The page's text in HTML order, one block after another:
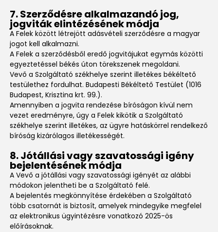
7. Szerződésre alkalmazandó jog,
jogviták elintézésének módja
A Felek között létrejött adásvételi szerződésre a magyar
jogot kell alkalmazni.
A Felek a szerződésből eredő jogvitájukat egymás közötti
egyeztetéssel békés úton törekszenek megoldani.
Vevő a Szolgáltató székhelye szerint illetékes békéltető
testülethez fordulhat. Budapesti Békéltető Testület (1016
Budapest, Krisztina krt. 99.).
Amennyiben a jogvita rendezése bíróságon kívül nem
vezet eredményre, úgy a Felek kikötik a Szolgáltató
székhelye szerint illetékes, az ügyre hatáskörrel rendelkező
bíróság kizárólagos illetékességét.
8. Jótállási vagy szavatossági igény
bejelentésének módja
A Vevő a jótállási vagy szavatossági igényét az alábbi
módokon jelentheti be a Szolgáltató felé.
A bejelentés megkönnyítése érdekében a Szolgáltató
több csatornát is biztosít, amelyek mindegyike megfelel
az elektronikus ügyintézésre vonatkozó 2025-ös
előírásoknak.